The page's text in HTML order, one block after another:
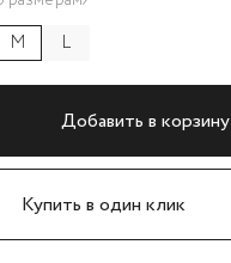
M L
Добавить в корзину
Купить в один клик